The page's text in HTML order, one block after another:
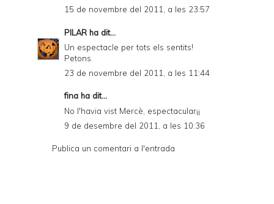
15 de novembre del 2011, a les 23:57
PILAR ha dit...
Un espectacle per tots els sentits!
Petons.
23 de novembre del 2011, a les 11:44
fina ha dit...
No l'havia vist Mercè, espectacular¡¡
9 de desembre del 2011, a les 10:36
Publica un comentari a l'entrada